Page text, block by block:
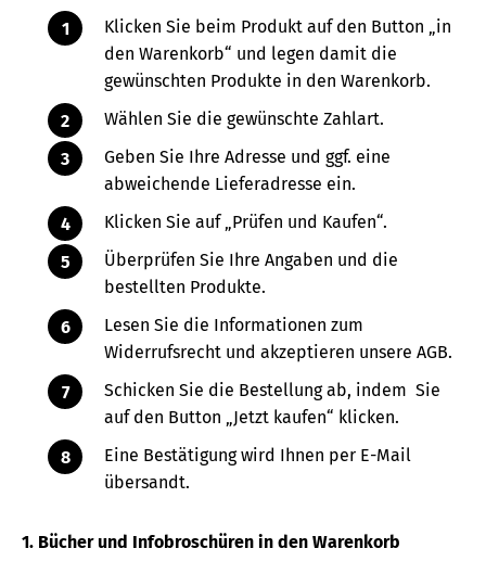
Buch
Klicken Sie beim Produkt auf den Button „in
den Warenkorb“ und legen damit die
gewünschten Produkte in den Warenkorb.
Wählen Sie die gewünschte Zahlart.
Geben Sie Ihre Adresse und ggf. eine
abweichende Lieferadresse ein.
Klicken Sie auf „Prüfen und Kaufen“.
Überprüfen Sie Ihre Angaben und die
bestellten Produkte.
Lesen Sie die Informationen zum
Widerrufsrecht und akzeptieren unsere AGB.
Schicken Sie die Bestellung ab, indem Sie
auf den Button „Jetzt kaufen“ klicken.
Eine Bestätigung wird Ihnen per E-Mail
übersandt.
1. Bücher und Infobroschüren in den Warenkorb